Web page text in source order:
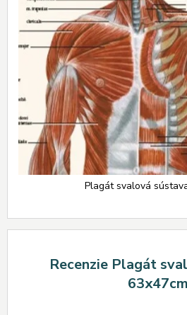
Plagát svalová
Recenzie Plagát
63x47cm